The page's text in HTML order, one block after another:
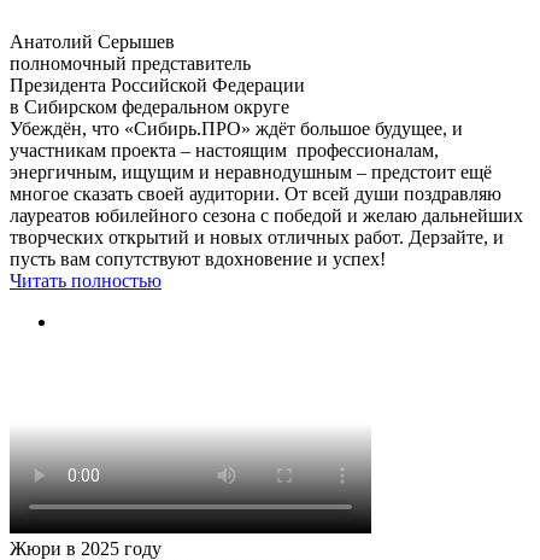
Анатолий Серышев
полномочный представитель
Президента Российской Федерации
в Сибирском федеральном округе
Убеждён, что «Сибирь.ПРО» ждёт большое будущее, и
участникам проекта – настоящим профессионалам,
энергичным, ищущим и неравнодушным – предстоит ещё
многое сказать своей аудитории. От всей души поздравляю
лауреатов юбилейного сезона с победой и желаю дальнейших
творческих открытий и новых отличных работ. Дерзайте, и
пусть вам сопутствуют вдохновение и успех!
Читать полностью
Жюри в 2025 году